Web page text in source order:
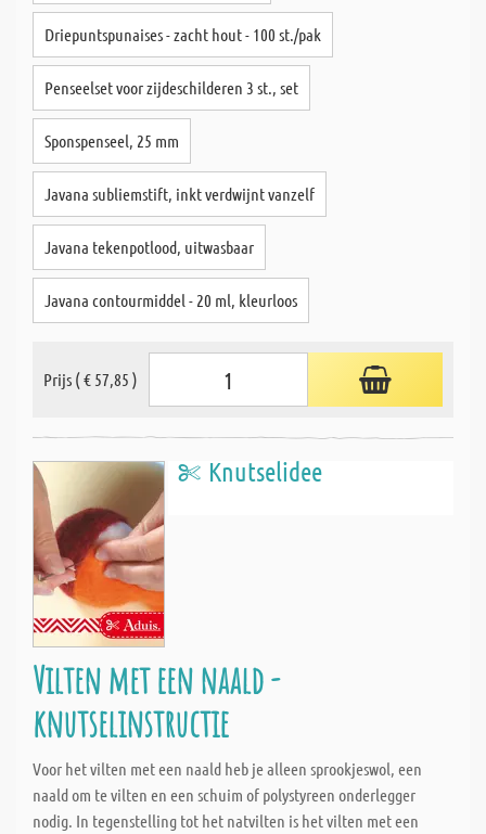
Driepuntspunaises - zacht hout - 100 st./pak
Penseelset voor zijdeschilderen 3 st., set
Sponspenseel, 25 mm
Javana subliemstift, inkt verdwijnt vanzelf
Javana tekenpotlood, uitwasbaar
Javana contourmiddel - 20 ml, kleurloos
Prijs ( € 57,85 )
Knutselidee
Vilten met een naald -
knutselinstructie
Voor het vilten met een naald heb je alleen sprookjeswol, een
naald om te vilten en een schuim of polystyreen onderlegger
nodig. In tegenstelling tot het natvilten is het vilten met een